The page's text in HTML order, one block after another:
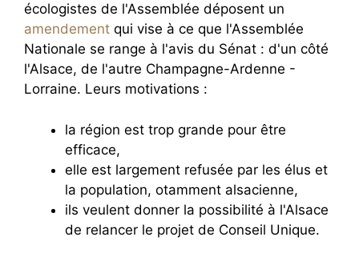
écologistes de l'Assemblée déposent un
amendement qui vise à ce que l'Assemblée
Nationale se range à l'avis du Sénat : d'un côté
l'Alsace, de l'autre Champagne-Ardenne -
Lorraine. Leurs motivations :
la région est trop grande pour être
efficace,
elle est largement refusée par les élus et
la population, otamment alsacienne,
ils veulent donner la possibilité à l'Alsace
de relancer le projet de Conseil Unique.